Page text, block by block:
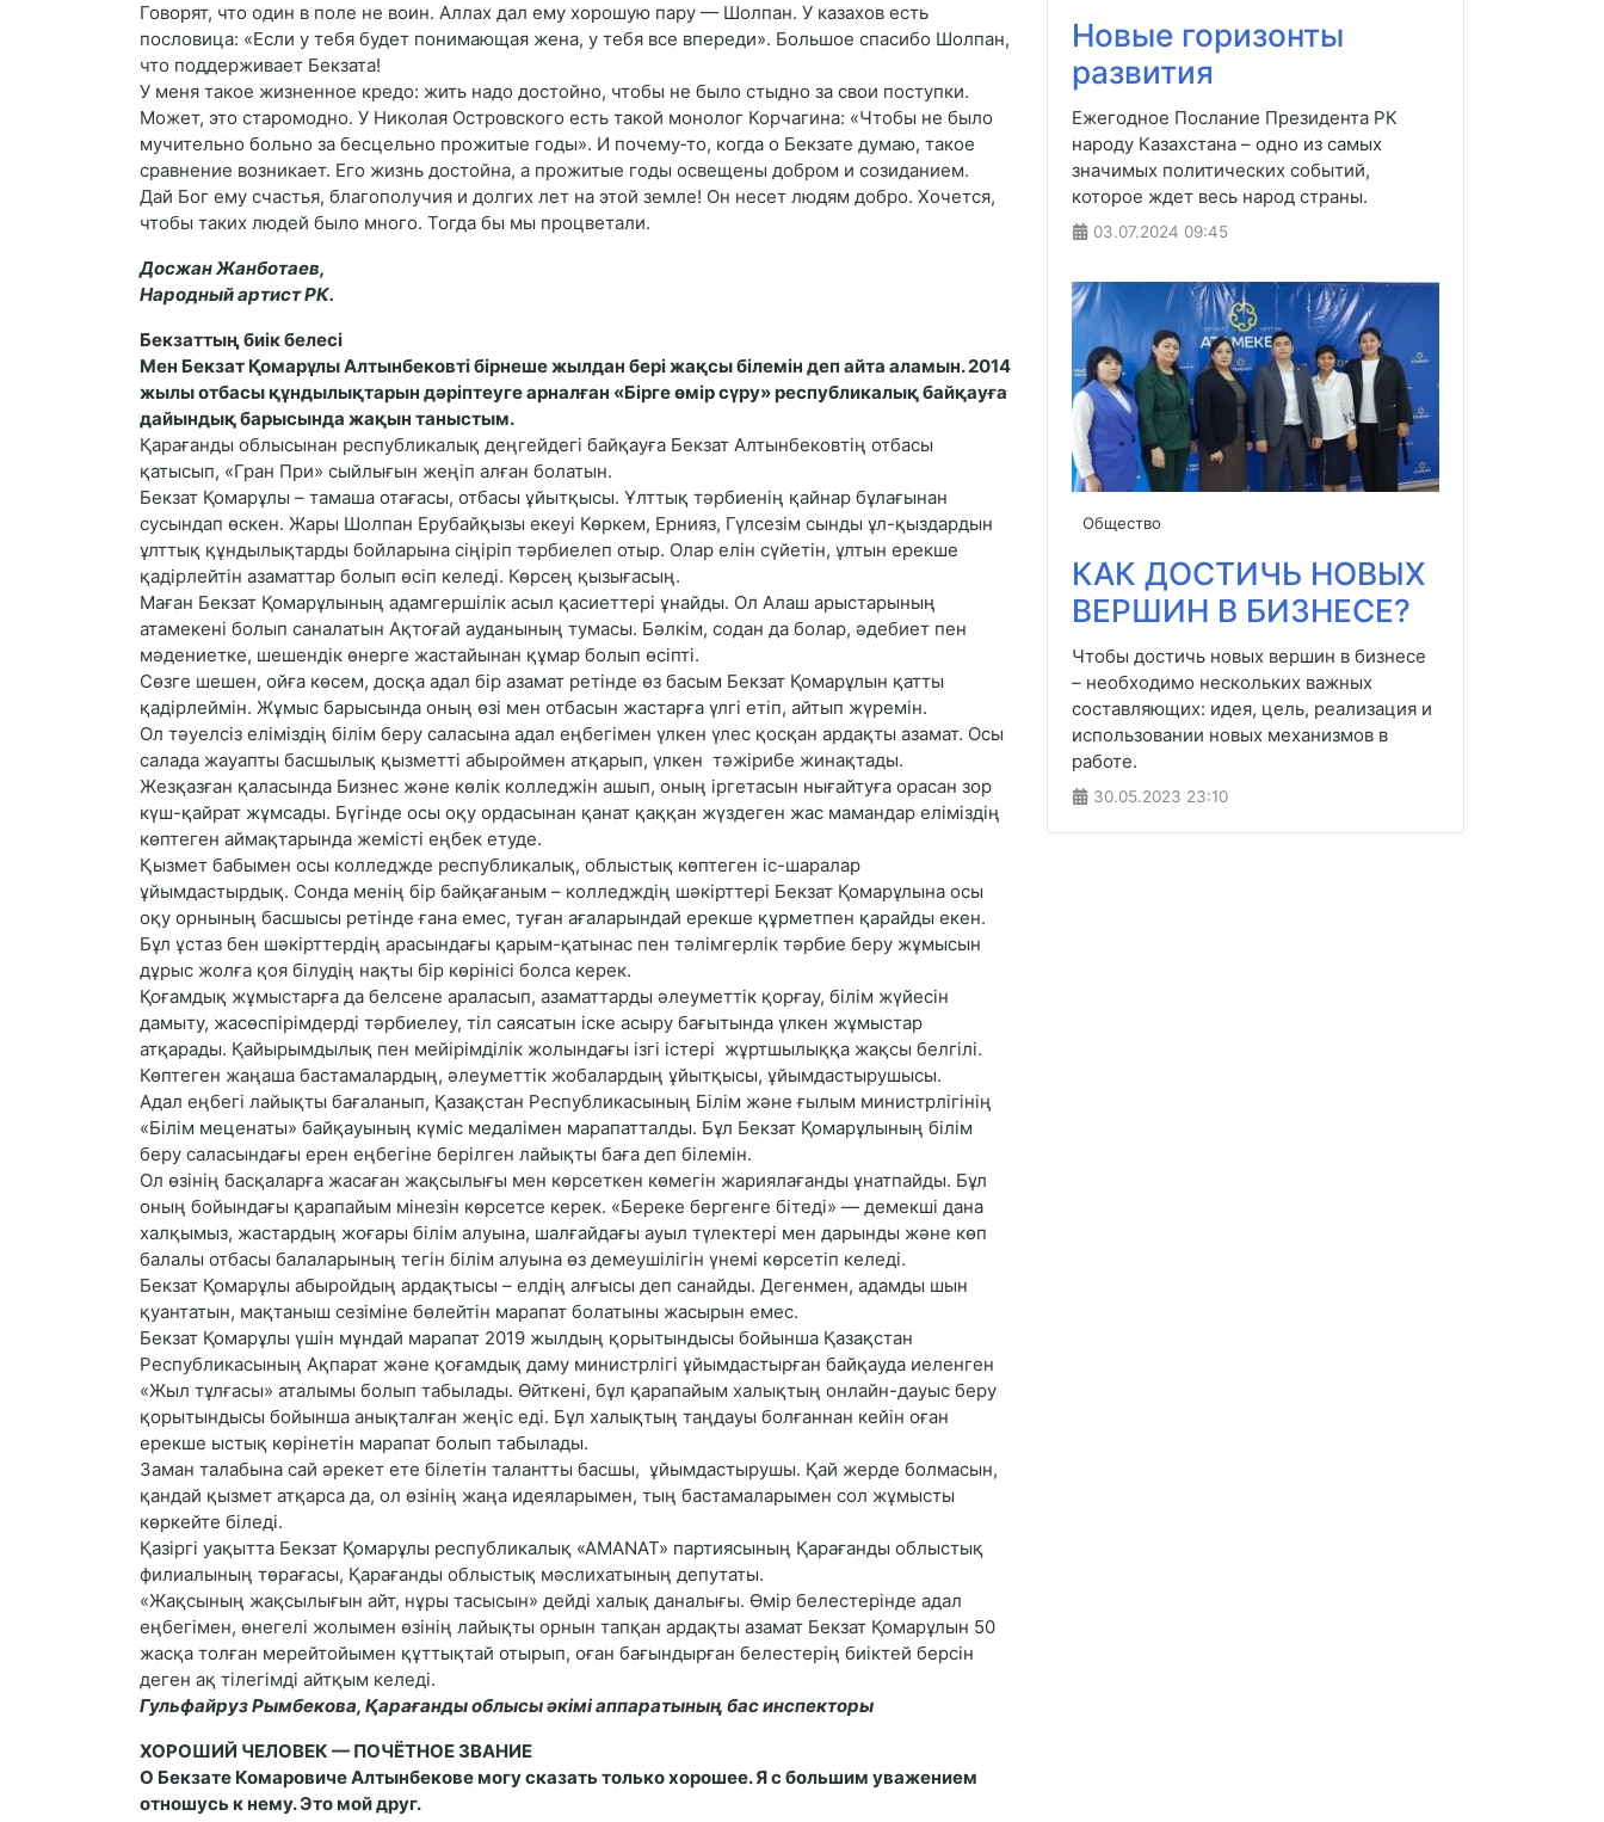
Говорят, что один в поле не воин. Аллах дал ему хорошую пару — Шолпан. У казахов есть
пословица: «Если у тебя будет понимающая жена, у тебя все впереди». Большое спасибо Шолпан,
что поддерживает Бекзата!
У меня такое жизненное кредо: жить надо достойно, чтобы не было стыдно за свои поступки.
Может, это старомодно. У Николая Островского есть такой монолог Корчагина: «Чтобы не было
мучительно больно за бесцельно прожитые годы». И почему‑то, когда о Бекзате думаю, такое
сравнение возникает. Его жизнь достойна, а прожитые годы освещены добром и созиданием.
Дай Бог ему счастья, благополучия и долгих лет на этой земле! Он несет людям добро. Хочется,
чтобы таких людей было много. Тогда бы мы процветали.
Досжан Жанботаев,
Народный артист РК.
Бекзаттың биік белесі
Мен Бекзат Қомарұлы Алтынбековті бірнеше жылдан бері жақсы білемін деп айта аламын. 2014
жылы отбасы құндылықтарын дәріптеуге арналған «Бірге өмір сүру» республикалық байқауға
дайындық барысында жақын таныстым.
Қарағанды облысынан республикалық деңгейдегі байқауға Бекзат Алтынбековтің отбасы
қатысып, «Гран При» сыйлығын жеңіп алған болатын.
Бекзат Қомарұлы – тамаша отағасы, отбасы ұйытқысы. Ұлттық тәрбиенің қайнар бұлағынан
сусындап өскен. Жары Шолпан Ерубайқызы екеуі Көркем, Ернияз, Гүлсезім сынды ұл-қыздардын
ұлттық құндылықтарды бойларына сіңіріп тәрбиелеп отыр. Олар елін сүйетін, ұлтын ерекше
қадірлейтін азаматтар болып өсіп келеді. Көрсең қызығасың.
Маған Бекзат Қомарұлының адамгершілік асыл қасиеттері ұнайды. Ол Алаш арыстарының
атамекені болып саналатын Ақтоғай ауданының тумасы. Бәлкім, содан да болар, әдебиет пен
мәдениетке, шешендік өнерге жастайынан құмар болып өсіпті.
Сөзге шешен, ойға көсем, досқа адал бір азамат ретінде өз басым Бекзат Қомарұлын қатты
қадірлеймін. Жұмыс барысында оның өзі мен отбасын жастарға үлгі етіп, айтып жүремін.
Ол тәуелсіз еліміздің білім беру саласына адал еңбегімен үлкен үлес қосқан ардақты азамат. Осы
салада жауапты басшылық қызметті абыроймен атқарып, үлкен тәжірибе жинақтады.
Жезқазған қаласында Бизнес және көлік колледжін ашып, оның іргетасын нығайтуға орасан зор
күш-қайрат жұмсады. Бүгінде осы оқу ордасынан қанат қаққан жүздеген жас мамандар еліміздің
көптеген аймақтарында жемісті еңбек етуде.
Қызмет бабымен осы колледжде республикалық, облыстық көптеген іс-шаралар
ұйымдастырдық. Сонда менің бір байқағаным – колледждің шәкірттері Бекзат Қомарұлына осы
оқу орнының басшысы ретінде ғана емес, туған ағаларындай ерекше құрметпен қарайды екен.
Бұл ұстаз бен шәкірттердің арасындағы қарым-қатынас пен тәлімгерлік тәрбие беру жұмысын
дұрыс жолға қоя білудің нақты бір көрінісі болса керек.
Қоғамдық жұмыстарға да белсене араласып, азаматтарды әлеуметтік қорғау, білім жүйесін
дамыту, жасөспірімдерді тәрбиелеу, тіл саясатын іске асыру бағытында үлкен жұмыстар
атқарады. Қайырымдылық пен мейірімділік жолындағы ізгі істері жұртшылыққа жақсы белгілі.
Көптеген жаңаша бастамалардың, әлеуметтік жобалардың ұйытқысы, ұйымдастырушысы.
Адал еңбегі лайықты бағаланып, Қазақстан Республикасының Білім және ғылым министрлігінің
«Білім меценаты» байқауының күміс медалімен марапатталды. Бұл Бекзат Қомарұлының білім
беру саласындағы ерен еңбегіне берілген лайықты баға деп білемін.
Ол өзінің басқаларға жасаған жақсылығы мен көрсеткен көмегін жариялағанды ұнатпайды. Бұл
оның бойындағы қарапайым мінезін көрсетсе керек. «Береке бергенге бітеді» — демекші дана
халқымыз, жастардың жоғары білім алуына, шалғайдағы ауыл түлектері мен дарынды және көп
балалы отбасы балаларының тегін білім алуына өз демеушілігін үнемі көрсетіп келеді.
Бекзат Қомарұлы абыройдың ардақтысы – елдің алғысы деп санайды. Дегенмен, адамды шын
қуантатын, мақтаныш сезіміне бөлейтін марапат болатыны жасырын емес.
Бекзат Қомарұлы үшін мұндай марапат 2019 жылдың қорытындысы бойынша Қазақстан
Республикасының Ақпарат және қоғамдық даму министрлігі ұйымдастырған байқауда иеленген
«Жыл тұлғасы» аталымы болып табылады. Өйткені, бұл қарапайым халықтың онлайн-дауыс беру
қорытындысы бойынша анықталған жеңіс еді. Бұл халықтың таңдауы болғаннан кейін оған
ерекше ыстық көрінетін марапат болып табылады.
Заман талабына сай әрекет ете білетін талантты басшы, ұйымдастырушы. Қай жерде болмасын,
қандай қызмет атқарса да, ол өзінің жаңа идеяларымен, тың бастамаларымен сол жұмысты
көркейте біледі.
Қазіргі уақытта Бекзат Қомарұлы республикалық «АМАNАТ» партиясының Қарағанды облыстық
филиалының төрағасы, Қарағанды облыстық мәслихатының депутаты.
«Жақсының жақсылығын айт, нұры тасысын» дейді халық даналығы. Өмір белестерінде адал
еңбегімен, өнегелі жолымен өзінің лайықты орнын тапқан ардақты азамат Бекзат Қомарұлын 50
жасқа толған мерейтойымен құттықтай отырып, оған бағындырған белестерің биіктей берсін
деген ақ тілегімді айтқым келеді.
Гульфайруз Рымбекова, Қарағанды облысы әкімі аппаратының бас инспекторы
ХОРОШИЙ ЧЕЛОВЕК — ПОЧЁТНОЕ ЗВАНИЕ
О Бекзате Комаровиче Алтынбекове могу сказать только хорошее. Я с большим уважением
отношусь к нему. Это мой друг.
Новые горизонты
развития
Ежегодное Послание Президента РК
народу Казахстана – одно из самых
значимых политических событий,
которое ждет весь народ страны.
03.07.2024 09:45
Общество
КАК ДОСТИЧЬ НОВЫХ
ВЕРШИН В БИЗНЕСЕ?
Чтобы достичь новых вершин в бизнесе
– необходимо нескольких важных
составляющих: идея, цель, реализация и
использовании новых механизмов в
работе.
30.05.2023 23:10